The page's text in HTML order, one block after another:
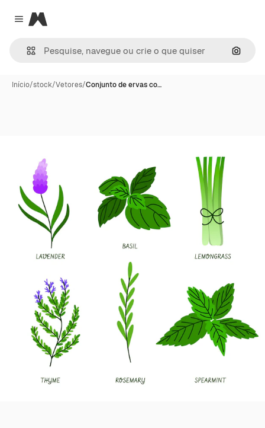
Close menu
Magnific
Início/stock/Vetores/Conjunto de ervas co…